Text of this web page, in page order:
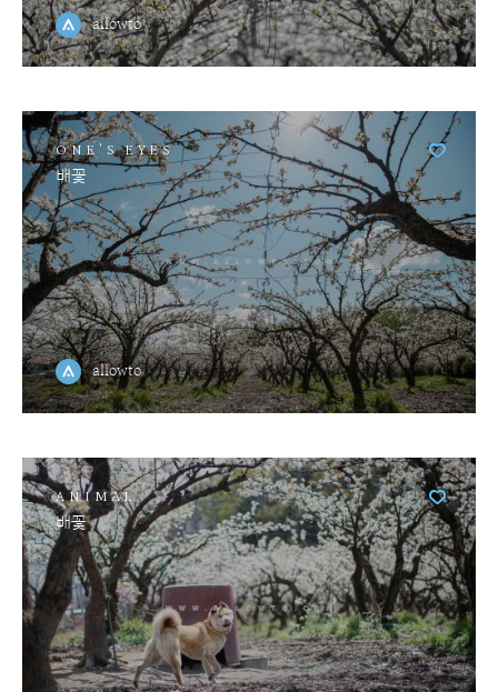
allowto
ONE'S EYES
배꽃
allowto
ANIMAL
배꽃